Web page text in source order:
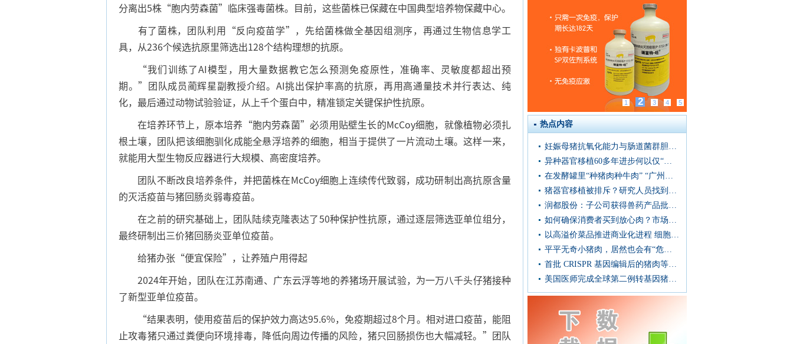
分离出5株“胞内劳森菌”临床强毒菌株。目前，这些菌株已保藏在中国典型培养物保藏中心。
有了菌株，团队利用“反向疫苗学”，先给菌株做全基因组测序，再通过生物信息学工
具，从236个候选抗原里筛选出128个结构理想的抗原。
“我们训练了AI模型，用大量数据教它怎么预测免疫原性，准确率、灵敏度都超出预
期。”团队成员蔺辉星副教授介绍。AI挑出保护率高的抗原，再用高通量技术并行表达、纯
化，最后通过动物试验验证，从上千个蛋白中，精准锁定关键保护性抗原。
在培养环节上，原本培养“胞内劳森菌”必须用贴壁生长的McCoy细胞，就像植物必须扎
根土壤，团队把该细胞驯化成能全悬浮培养的细胞，相当于提供了一片流动土壤。这样一来，
就能用大型生物反应器进行大规模、高密度培养。
团队不断改良培养条件，并把菌株在McCoy细胞上连续传代致弱，成功研制出高抗原含量
的灭活疫苗与猪回肠炎弱毒疫苗。
在之前的研究基础上，团队陆续克隆表达了50种保护性抗原，通过逐层筛选亚单位组分，
最终研制出三价猪回肠炎亚单位疫苗。
给猪办张“便宜保险”，让养殖户用得起
2024年开始，团队在江苏南通、广东云浮等地的养猪场开展试验，为一万八千头仔猪接种
了新型亚单位疫苗。
“结果表明，使用疫苗后的保护效力高达95.6%，免疫期超过8个月。相对进口疫苗，能阻
止攻毒猪只通过粪便向环境排毒，降低向周边传播的风险，猪只回肠损伤也大幅减轻。”团队
1 2 3 4 5
热点内容
妊娠母猪抗氧化能力与肠道菌群胆汁酸代谢存在显著关联
异种器官移植60多年进步何以仅“两天”？陈忠华：猪器官移植已进入下一轮冲刺阶段
在发酵罐里“种猪肉种牛肉” “广州造”菌肉跑出加速度
猪器官移植被排斥？研究人员找到解决方法
润都股份：子公司获得兽药产品批准文号批件
如何确保消费者买到放心肉？市场监管总局发布风险防控提示
以高溢价菜品推进商业化进程 细胞培养肉瞄准高端食材市场
平平无奇小猪肉，居然也会有“危险”？
首批 CRISPR 基因编辑后的猪肉等待评估，未来两年有望送上餐桌
美国医师完成全球第二例转基因猪心脏移植手术，患者术后恢复较好